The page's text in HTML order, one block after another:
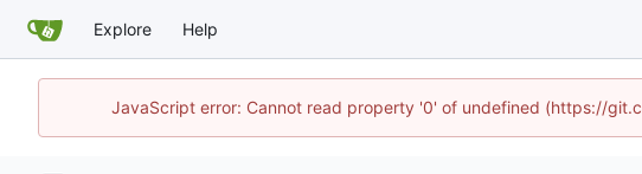
Explore Help
JavaScript error: Cannot read property '0' of undefined (https://